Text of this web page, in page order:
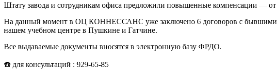
Штату завода и сотрудникам офиса предложили повышенные
На данный момент в ОЦ КОННЕССАНС уже заключено 6 договоров с
нашем учебном центре в Пушкине и Гатчине.
Все выдаваемые документы вносятся в электронную базу ФРДО.
☎️ для консультаций : 929-65-85